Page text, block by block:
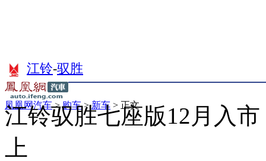
江铃-驭胜
凤凰网汽车>购车>新车 > 正文
江铃驭胜七座版12月入
上